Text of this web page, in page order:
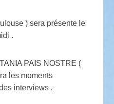
) sera présente le
.
PAIS NOSTRE (
les moments
interviews .